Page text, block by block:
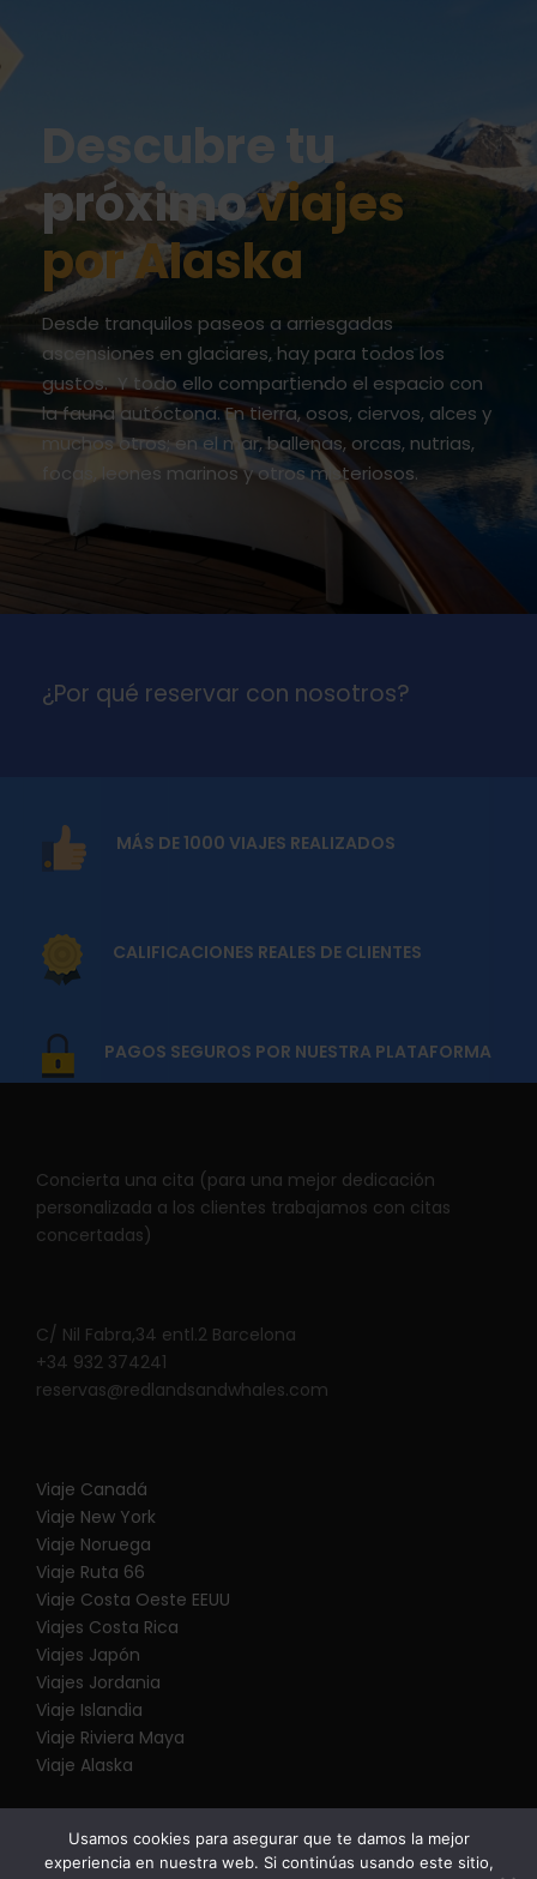
Descubre tu
próximoviajes
por Alaska
Desde tranquilos paseos a arriesgadas
ascensiones en glaciares, hay para todos los
gustos. Y todo ello compartiendo el espacio con
la fauna autóctona. En tierra, osos, ciervos, alces y
muchos otros; en el mar, ballenas, orcas, nutrias,
focas, leones marinos y otros misteriosos.
¿Por qué reservar con nosotros?
MÁS DE 1000 VIAJES REALIZADOS
CALIFICACIONES REALES DE CLIENTES
PAGOS SEGUROS POR NUESTRA PLATAFORMA
Concierta una cita (para una mejor dedicación
personalizada a los clientes trabajamos con citas
concertadas)
C/ Nil Fabra,34 entl.2 Barcelona
+34 932 374241
reservas@redlandsandwhales.com
Viaje Canadá
Viaje New York
Viaje Noruega
Viaje Ruta 66
Viaje Costa Oeste EEUU
Viajes Costa Rica
Viajes Japón
Viajes Jordania
Viaje Islandia
Viaje Riviera Maya
Viaje Alaska
Usamos cookies para asegurar que te damos la mejor
experiencia en nuestra web. Si continúas usando este sitio,